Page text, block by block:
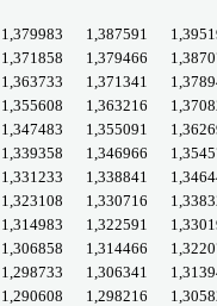
1,379983 1,387591
1,371858 1,379466
1,363733 1,371341
1,355608 1,363216
1,347483 1,355091
1,339358 1,346966
1,331233 1,338841
1,323108 1,330716
1,314983 1,322591
1,306858 1,314466
1,298733 1,306341
1,290608 1,298216